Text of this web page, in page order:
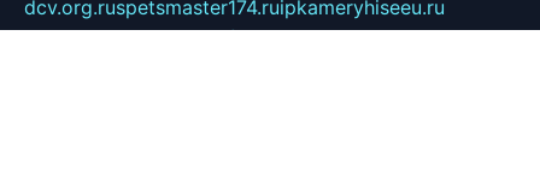
dcv.org.ruspetsmaster174.ruipkameryhiseeu.ru
dum26.ruruspol.spb.rufr-opendp.rukam-solnyshko.ru